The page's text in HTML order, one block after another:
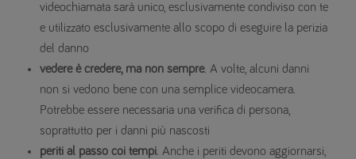
videochiamata sarà unico, esclusivamente condiviso con te
e utilizzato esclusivamente allo scopo di eseguire la perizia
del danno
vedere è credere, ma non sempre. A volte, alcuni danni
non si vedono bene con una semplice videocamera.
Potrebbe essere necessaria una verifica di persona,
soprattutto per i danni più nascosti
periti al passo coi tempi. Anche i periti devono aggiornarsi,